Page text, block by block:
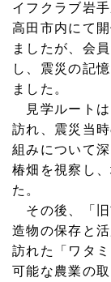
イフクラブ岩
高田市内にて
ましたが、会
し、震災の記
ました。
見学ルートは
訪れ、震災当
組みについて
椿畑を視察し
た。
その後、「旧
造物の保存と
訪れた「ワタ
可能な農業の